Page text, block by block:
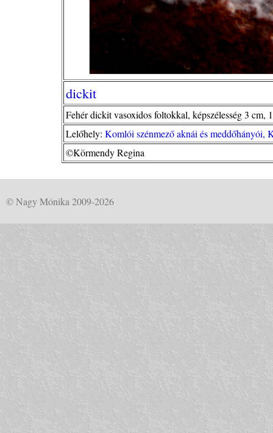
dickit
Fehér dickit vasoxidos foltokkal, képszélesség 3 cm,
Lelőhely: Komlói szénmező aknái és meddőhányói,
©Körmendy Regina
© Nagy Mónika 2009-2026